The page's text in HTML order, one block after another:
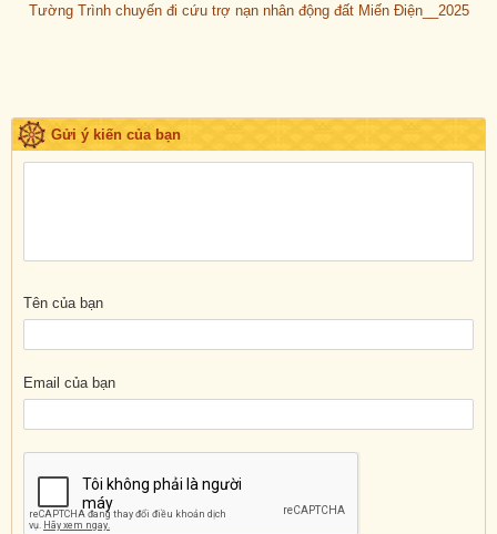
Tường Trình chuyến đi cứu trợ nạn nhân động đất Miến Điện__2025
Gửi ý kiến của bạn
Tên của bạn
Email của bạn